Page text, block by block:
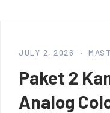
JULY 2, 2026
Paket 2
Analog